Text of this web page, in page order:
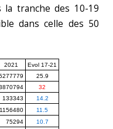
la tranche des 10-19
dans celle des 50
2021
Evol 17-21
25.9
32
133343
14.2
1156480
11.5
75294
10.7